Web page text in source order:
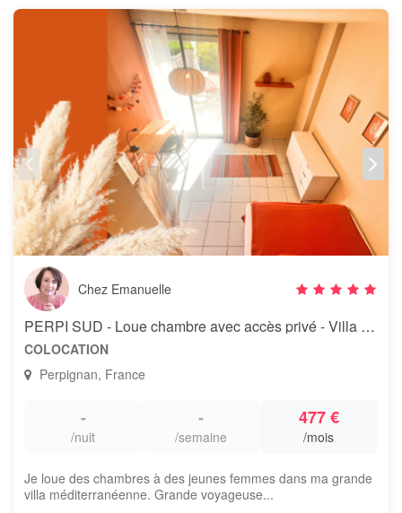
Chez Emanuelle
PERPI SUD - Loue chambre avec accès privé - Villa méditerranéenne
COLOCATION
Perpignan, France
-
/nuit
-
/semaine
477 €
/mois
Je loue des chambres à des jeunes femmes dans ma grande
villa méditerranéenne. Grande voyageuse...